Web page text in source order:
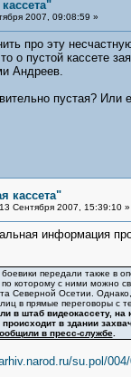
2007, 09:08:59 »
про эту
о пустой кассете
Андреев.
пустая? Или
кассета"
Сентября 2007, 15:39:10 »
информация
передали также в
которому с ними можно
Северной Осетии.
в прямые переговоры с
в штаб видеокассету, на
происходит в здании
в пресс-службе.
su.pol/